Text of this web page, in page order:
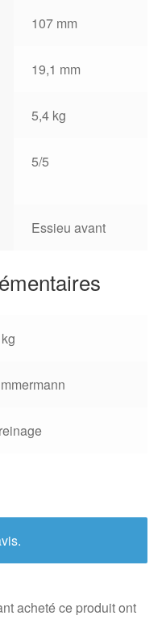
107 mm
19,1 mm
5,4 kg
5/5
Essieu avant
acheté ce produit ont